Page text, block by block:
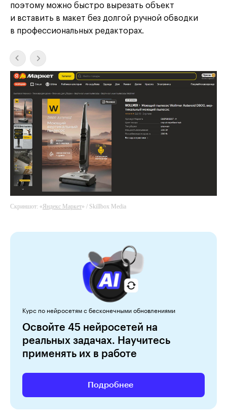
поэтому можно быстро вырезать объект
и вставить в макет без долгой ручной обводки
в профессиональных редакторах.
Скриншот: «Яндекс Маркет» / Skillbox Media
Media.io
Люди и Код
Курс по нейросетям с бесконечными обновлениями
Освойте 45 нейросетей на
реальных задачах. Научитесь
применять их в работе
Подробнее